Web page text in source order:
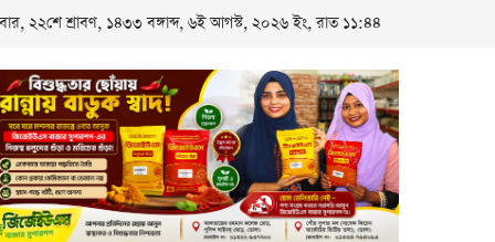
২২শে শ্রাবণ, ১৪৩৩ বঙ্গাব্দ, ৬ই আগস্ট, ২০২৬ ইং, রাত ১১:৪৪